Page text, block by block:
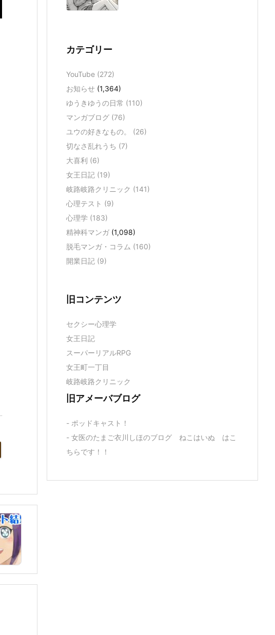
カテゴリー
YouTube (272)
お知らせ (1,364)
ゆうきゆうの日常 (110)
マンガブログ (76)
ユウの好きなもの。 (26)
切なさ乱れうち (7)
大喜利 (6)
女王日記 (19)
岐路岐路クリニック (141)
心理テスト (9)
心理学 (183)
精神科マンガ (1,098)
脱毛マンガ・コラム (160)
開業日記 (9)
旧コンテンツ
セクシー心理学
女王日記
スーパーリアルRPG
女王町一丁目
岐路岐路クリニック
旧アメーバブログ
- ポッドキャスト！
- 女医のたまご衣川しほのブログ ねこはいぬ はこ
ちらです！！